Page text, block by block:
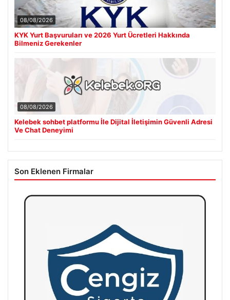
08/08/2026
KYK Yurt Başvuruları ve 2026 Yurt Ücretleri Hakkında
Bilmeniz Gerekenler
08/08/2026
Kelebek sohbet platformu İle Dijital İletişimin Güvenli Adresi
Ve Chat Deneyimi
Son Eklenen Firmalar